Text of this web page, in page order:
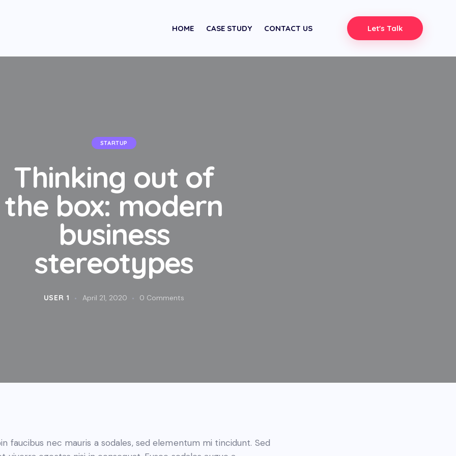
HOME CASE STUDY CONTACT US Let's Talk
STARTUP
Thinking out of
the box: modern
business
stereotypes
USER 1 April 21, 2020 0 Comments
faucibus nec mauris a sodales, sed elementum mi tincidunt. Sed